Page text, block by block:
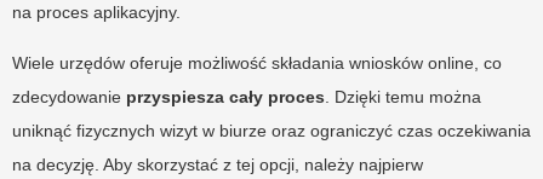
na proces aplikacyjny.
Wiele urzędów oferuje możliwość składania wniosków online, co
zdecydowanie przyspiesza cały proces . Dzięki temu można
uniknąć fizycznych wizyt w biurze oraz ograniczyć czas oczekiwania
na decyzję. Aby skorzystać z tej opcji, należy najpierw